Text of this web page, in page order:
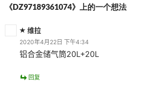
《DZ97189361074》上的一个想法
维拉
2020年4月22日 下午4:34
铝合金储气筒20L+20L
回复